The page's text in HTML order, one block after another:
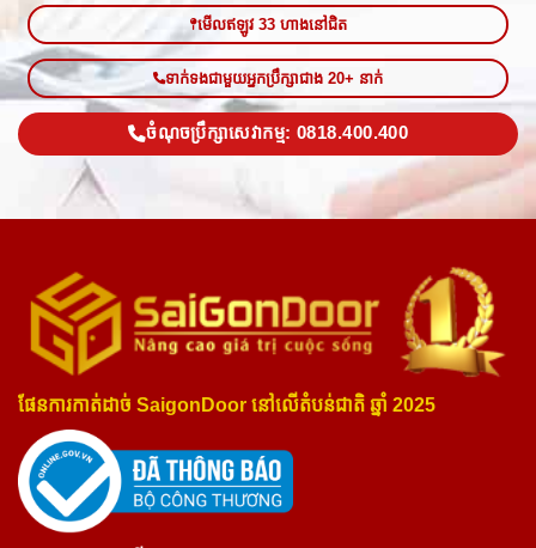
មើលឥឡូវ 33 ហាងនៅជិត
ទាក់ទងជាមួយអ្នកប្រឹក្សាជាង 20+ នាក់
ចំណុចប្រឹក្សាសេវាកម្ម: 0818.400.400
ផែនការកាត់ដាច់ SaigonDoor នៅលើតំបន់ជាតិ ឆ្នាំ 2025